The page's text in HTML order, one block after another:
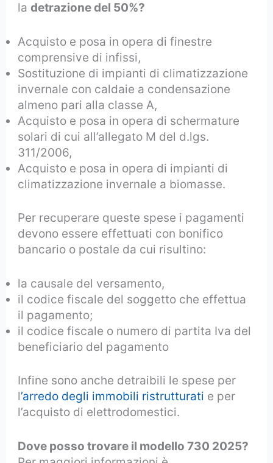
ladetrazione del 50%?
Acquisto e posa in opera di finestre
comprensive di infissi,
Sostituzione di impianti di climatizzazione
invernale con caldaie a condensazione
almeno pari alla classe A,
Acquisto e posa in opera di schermature
solari di cui all’allegato M del d.lgs.
311/2006,
Acquisto e posa in opera di impianti di
climatizzazione invernale a biomasse.
Per recuperare queste spese i pagamenti
devono essere effettuati con bonifico
bancario o postale da cui risultino:
la causale del versamento,
il codice fiscale del soggetto che effettua
il pagamento;
il codice fiscale o numero di partita Iva del
beneficiario del pagamento
Infine sono anche detraibili le spese per
l’arredo degli immobili ristrutturati e per
l’acquisto di elettrodomestici.
Dove posso trovare il modello 730 2025?